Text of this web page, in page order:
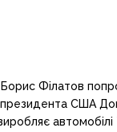
Борис Філатов
США